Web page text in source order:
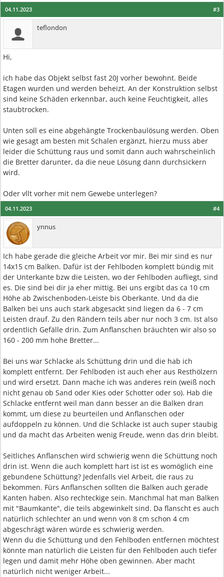
#3
04.11.2023
teflondon
Hi,
ich habe das Objekt selbst fast 20J vorher bewohnt. Beide
Etagen wurden und werden beheizt. An der Konstruktion selbst
sind keine Schäden erkennbar, auch keine Feuchtigkeit, alles
staubtrocken.
Unten soll es eine abgehängte Trockenbaulösung werden. Oben
wie gesagt am besten mit Schalen ergänzt, hierzu muss aber
leider die Schüttung raus und somit dann auch wahrscheinlich
die Bretter darunter, da die neue Lösung dann durchsickern
wird.
Oder vllt vorher mit nem Gewebe unterlegen?
#4
04.11.2023
ynnus
Ich habe gerade die gleiche Arbeit vor mir. Bei mir sind es nur
14x15 cm Balken. Dafür ist der Fehlboden komplett bündig mit
der Unterkante bzw die Leisten, wo der Fehlboden aufliegt, sind
es. Die sind bei dir ja eher mittig. Bei uns ergibt das ca 10 cm
Höhe ab Zwischenboden-Leiste bis Oberkante. Und da die
Balken bei uns auch stark abgesackt sind liegen da 6 - 7 cm
Leisten drauf. Zu den Rändern teils aber nur noch 3 cm. Ist also
ordentlich Gefälle drin. Zum Anflanschen bräuchten wir also so
160 - 200 mm hohe Bretter...
Bei uns war Schlacke als Schüttung drin und die hab ich
komplett entfernt. Der Fehlboden ist auch eher aus Resthölzern
und wird ersetzt. Dann mache ich was anderes rein (weiß noch
nicht genau ob Sand oder Kies oder Schotter oder so). Hab die
Schlacke entfernt weil man dann besser an die Balken dran
kommt, um diese zu beurteilen und Anflanschen oder
aufdoppeln zu können. Und die Schlacke ist auch super staubig
und da macht das Arbeiten wenig Freude, wenn das drin bleibt.
Seitliches Anflanschen wird schwierig wenn die Schüttung noch
drin ist. Wenn die auch komplett hart ist ist es womöglich eine
gebundene Schüttung? Jedenfalls viel Arbeit, die raus zu
bekommen. Fürs Anflanschen sollten die Balken auch gerade
Kanten haben. Also rechteckige sein. Manchmal hat man Balken
mit "Baumkante", die teils abgewinkelt sind. Da flanscht es auch
natürlich schlechter an und wenn von 8 cm schon 4 cm
abgeschrägt wären würde es schwierig werden.
Wenn du die Schüttung und den Fehlboden entfernen möchtest
könnte man natürlich die Leisten für den Fehlboden auch tiefer
legen und damit mehr Höhe oben gewinnen. Aber macht
natürlich nicht weniger Arbeit...